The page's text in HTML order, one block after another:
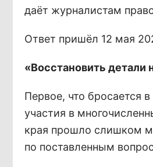
даёт журналистам
Ответ пришёл 12 мая
«Восстановить
Первое, что бросается
участия в
края прошло слишком
по поставленным